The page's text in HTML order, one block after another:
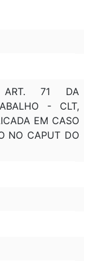
ART. 71 DA
- CLT,
EM CASO
NO CAPUT DO